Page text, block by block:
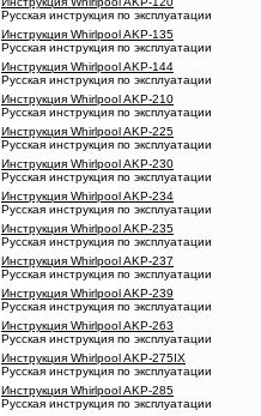
Русская инструкция по эксплуатации
Инструкция Whirlpool AKP-135
Русская инструкция по эксплуатации
Инструкция Whirlpool AKP-144
Русская инструкция по эксплуатации
Инструкция Whirlpool AKP-210
Русская инструкция по эксплуатации
Инструкция Whirlpool AKP-225
Русская инструкция по эксплуатации
Инструкция Whirlpool AKP-230
Русская инструкция по эксплуатации
Инструкция Whirlpool AKP-234
Русская инструкция по эксплуатации
Инструкция Whirlpool AKP-235
Русская инструкция по эксплуатации
Инструкция Whirlpool AKP-237
Русская инструкция по эксплуатации
Инструкция Whirlpool AKP-239
Русская инструкция по эксплуатации
Инструкция Whirlpool AKP-263
Русская инструкция по эксплуатации
Инструкция Whirlpool AKP-275IX
Русская инструкция по эксплуатации
Инструкция Whirlpool AKP-285
Русская инструкция по эксплуатации